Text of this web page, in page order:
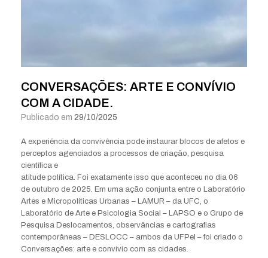
CONVERSAÇÕES: ARTE E CONVÍVIO
COM A CIDADE.
Publicado em 29/10/2025
A experiência da convivência pode instaurar blocos de afetos e
perceptos agenciados a processos de criação, pesquisa
científica e
atitude política. Foi exatamente isso que aconteceu no dia 06
de outubro de 2025. Em uma ação conjunta entre o Laboratório
Artes e Micropolíticas Urbanas – LAMUR – da UFC, o
Laboratório de Arte e Psicologia Social – LAPSO e o Grupo de
Pesquisa Deslocamentos, observâncias e cartografias
contemporâneas – DESLOCC – ambos da UFPel – foi criado o
Conversações: arte e convívio com as cidades.